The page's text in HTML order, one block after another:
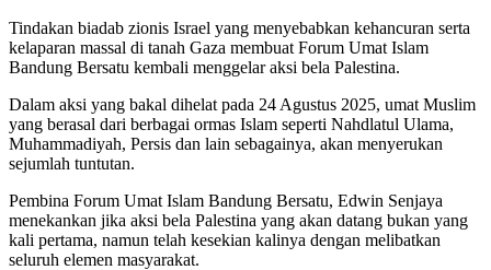
Tindakan biadab zionis Israel yang menyebabkan kehancuran serta
kelaparan massal di tanah Gaza membuat Forum Umat Islam
Bandung Bersatu kembali menggelar aksi bela Palestina.
Dalam aksi yang bakal dihelat pada 24 Agustus 2025, umat Muslim
yang berasal dari berbagai ormas Islam seperti Nahdlatul Ulama,
Muhammadiyah, Persis dan lain sebagainya, akan menyerukan
sejumlah tuntutan.
Pembina Forum Umat Islam Bandung Bersatu, Edwin Senjaya
menekankan jika aksi bela Palestina yang akan datang bukan yang
kali pertama, namun telah kesekian kalinya dengan melibatkan
seluruh elemen masyarakat.